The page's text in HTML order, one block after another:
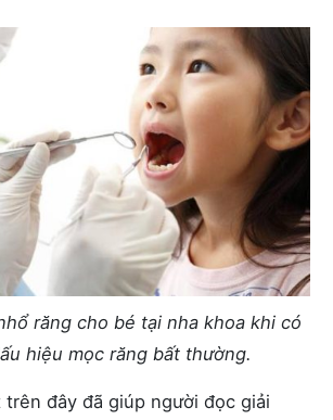
răng cho bé tại nha khoa khi có
hiệu mọc răng bất thường.
đây đã giúp người đọc giải